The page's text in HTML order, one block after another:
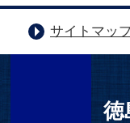
サイトマッ
徳